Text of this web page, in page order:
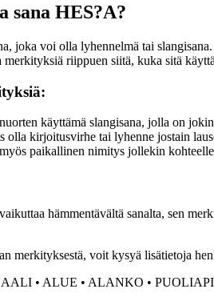
HES?A?
joka voi olla lyhennelmä tai
riippuen siitä, kuka sitä
käyttämä slangisana, jolla on
olla kirjoitusvirhe tai lyhenne jostain
paikallinen nimitys jollekin
hämmentävältä sanalta, sen
merkityksestä, voit kysyä lisätietoja
• ALUE • ALANKO •